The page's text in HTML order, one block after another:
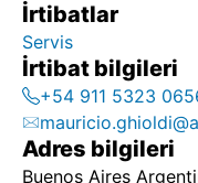
İrtibatlar
Servis
İrtibat bilgileri
+54 911 5323
Adres bilgileri
Buenos Aires